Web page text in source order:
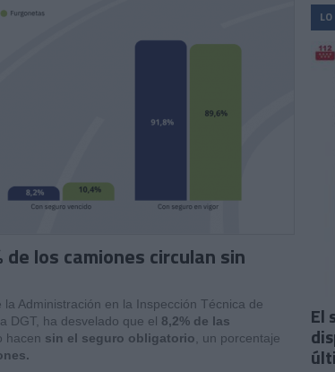
los camiones circulan sin
Administración en la Inspección Técnica de
DGT, ha desvelado que el 8,2% de las
hacen sin el seguro obligatorio , un porcentaje
El